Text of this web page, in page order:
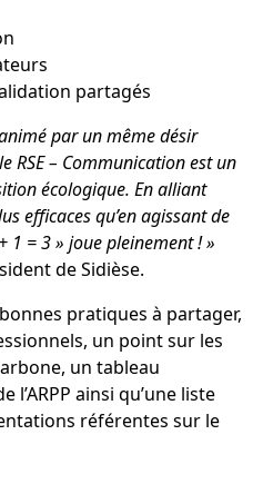
partagés
par un même désir
RSE – Communication est un
écologique. En alliant
efficaces qu’en agissant de
1 = 3 » joue pleinement ! »
de Sidièse.
pratiques à partager,
un point sur les
un tableau
ainsi qu’une liste
référentes sur le